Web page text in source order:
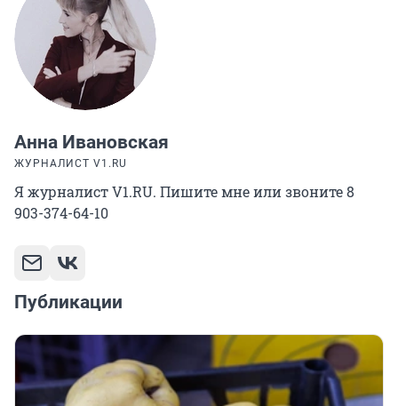
Анна Ивановская
ЖУРНАЛИСТ V1.RU
Я журналист V1.RU. Пишите мне или звоните 8
903-374-64-10
Публикации